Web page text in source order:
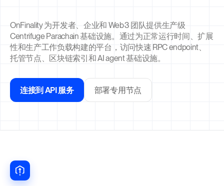
OnFinality 为开发者、企业和 Web3 团队提供生产级
Centrifuge Parachain 基础设施。通过为正常运行时间、扩展
性和生产工作负载构建的平台，访问快速 RPC endpoint、
托管节点、区块链索引和 AI agent 基础设施。
连接到 API 服务 部署专用节点